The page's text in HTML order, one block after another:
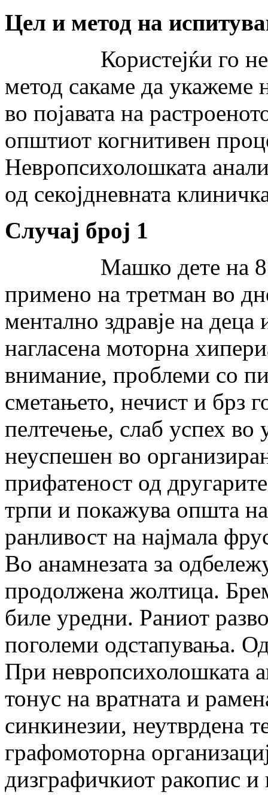
Цел и метод на
Користејќи го
метод сакаме да укажеме
во појавата на
општиот когнитивен
Невропсихолошката
од секојдневната
Случај број 1
Машко дете на 8
примено на третман во
ментално здравје на
нагласена моторна
внимание, проблеми со
сметањето, нечист и брз
пелтечење, слаб успех
неуспешен во
прифатеност од
трпи и покажува општа
ранливост на најмала
Во анамнезата за
продолжена жолтица.
биле уредни. Раниот
поголеми одстапувања.
При невропсихолошката
тонус на вратната и
синкинезии, неутврдена
графомоторна
дизграфичкиот ракопис и